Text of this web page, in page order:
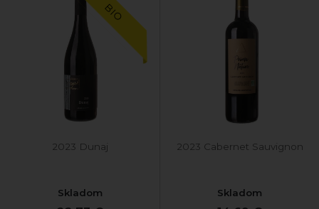
BIO
2023 Dunaj
Skladom
2023 Cabernet Sauvignon
Skladom